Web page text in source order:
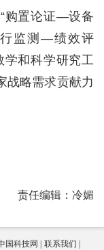
购置论证—设备
监测—绩效评
学和科学研究工
战略需求贡献力
责任编辑：冷媚
国科技网 联系我们